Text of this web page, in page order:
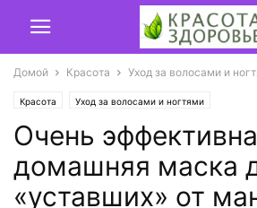
Домой Красота Уход за волосами и
Красота Уход за волосами и ногтями
Очень
домашняя маска
«уставших» от